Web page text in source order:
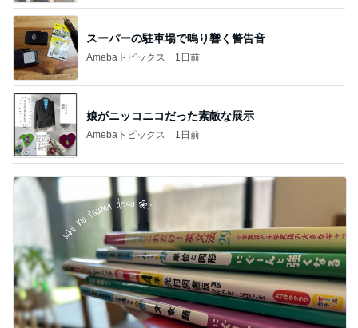
スーパーの駐車場で鳴り響く警告音
Amebaトピックス 1日前
娘がニッコニコだった素敵な展示
Amebaトピックス 1日前